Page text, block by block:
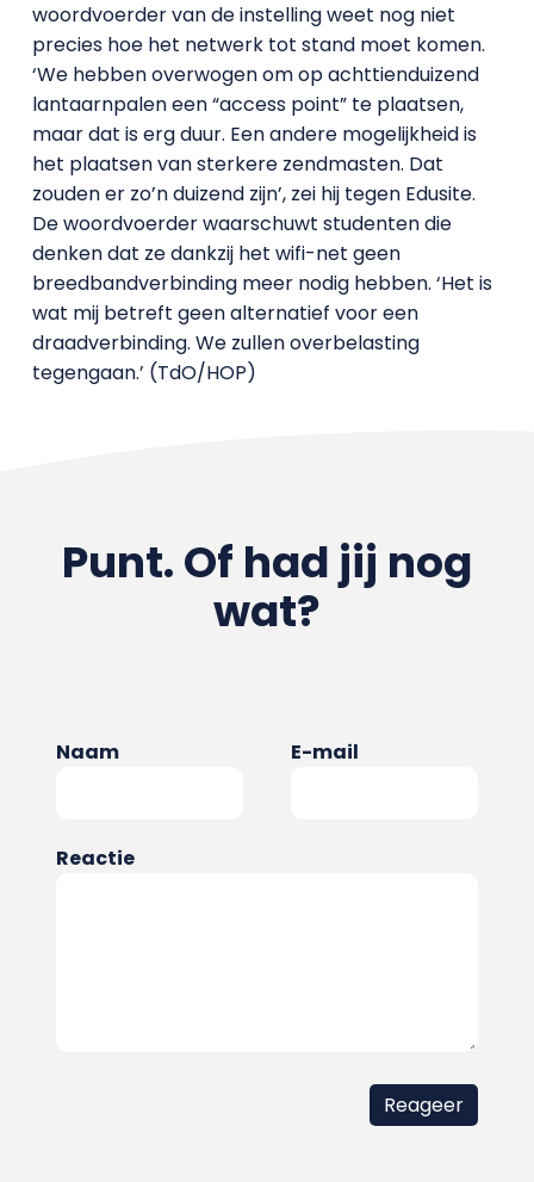
woordvoerder van de instelling weet nog niet
precies hoe het netwerk tot stand moet komen.
‘We hebben overwogen om op achttienduizend
lantaarnpalen een “access point” te plaatsen,
maar dat is erg duur. Een andere mogelijkheid is
het plaatsen van sterkere zendmasten. Dat
zouden er zo’n duizend zijn’, zei hij tegen Edusite.
De woordvoerder waarschuwt studenten die
denken dat ze dankzij het wifi-net geen
breedbandverbinding meer nodig hebben. ‘Het is
wat mij betreft geen alternatief voor een
draadverbinding. We zullen overbelasting
tegengaan.’ (TdO/HOP)
Punt. Of had jij nog
wat?
Naam E-mail
Reactie